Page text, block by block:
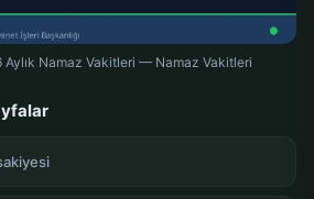
Aylık Namaz Vakitleri — Namaz Vakitleri